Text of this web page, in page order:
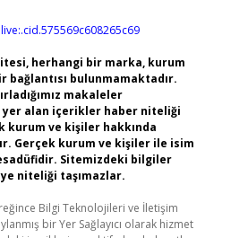
live:.cid.575569c608265c69
herhangi bir marka, kurum
bağlantısı bulunmamaktadır.
makaleler
yer alan içerikler haber niteliği
kurum ve kişiler hakkında
Gerçek kurum ve kişiler ile isim
Sitemizdeki bilgiler
niteliği taşımazlar.
Bilgi Teknolojileri ve İletişim
bir Yer Sağlayıcı olarak hizmet